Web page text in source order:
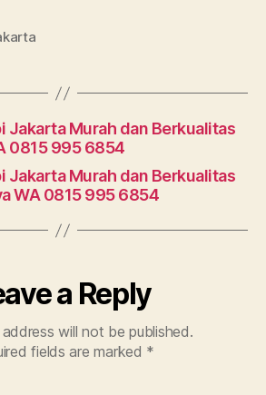
Jakarta Murah dan Berkualitas
0815 995 6854
Jakarta Murah dan Berkualitas
WA 0815 995 6854
a Reply
address will not be published.
fields are marked *